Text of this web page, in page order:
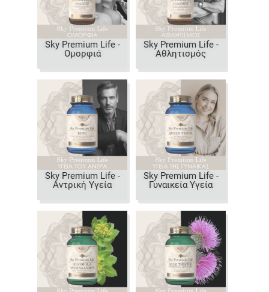
Sky Premium Life -
Ομορφιά
Sky Premium Life -
Αθλητισμός
Sky Premium Life -
Αντρική Υγεία
Sky Premium Life -
Γυναικεία Υγεία